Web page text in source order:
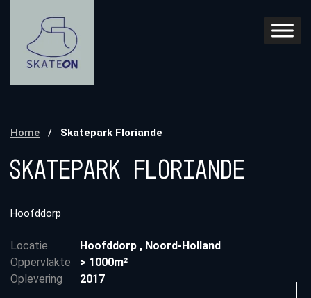
Home / Skatepark Floriande
Skatepark Floriande
Hoofddorp
Locatie Hoofddorp , Noord-Holland
Oppervlakte
> 1000m²
Oplevering
2017